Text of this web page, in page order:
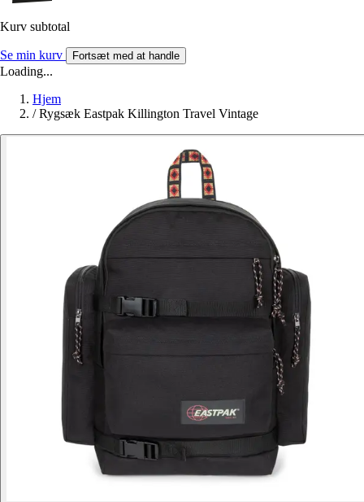
Kurv subtotal
Se min kurv Fortsæt med at handle
Loading...
Hjem
/ Rygsæk Eastpak Killington Travel Vintage